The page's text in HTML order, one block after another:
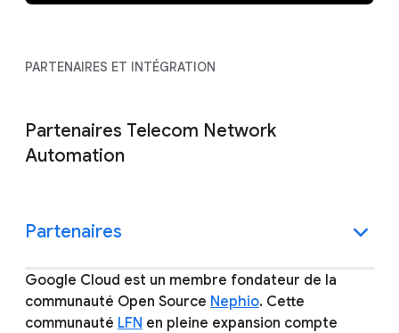
PARTENAIRES ET INTÉGRATION
Partenaires Telecom Network
Automation
Partenaires
Google Cloud est un membre fondateur de la
communauté Open Source Nephio. Cette
communauté LFN en pleine expansion compte